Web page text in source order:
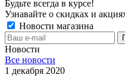
Будьте всегда в курсе!
Узнавайте о скидках и
Новости магазина
Новости
Все новости
1 декабря 2020